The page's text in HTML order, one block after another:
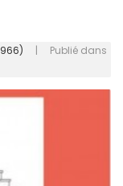
| Publié dans